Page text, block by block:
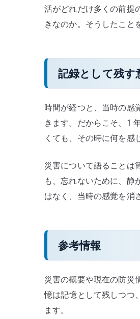
活がどれだけ多くの前提
きなのか。そうしたこと
記録として残す
時間が経つと、当時の感
きます。だからこそ、1
くても、その時に何を感
災害について語ることは
も、忘れないために、静
はなく、当時の感覚を消
参考情報
災害の概要や現在の防災
憶は記憶として残しつつ
ます。